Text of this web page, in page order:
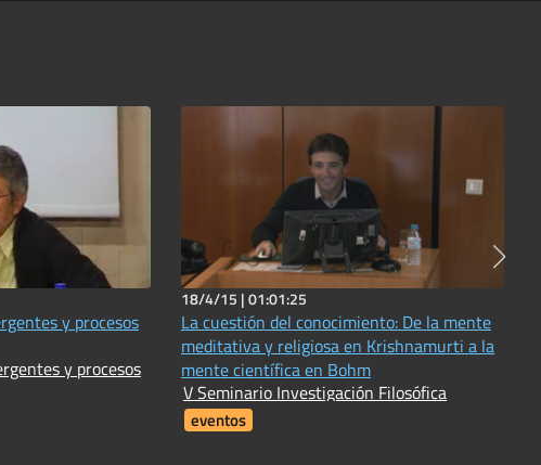
y procesos
y procesos
18/4/15 |01:01:25
La cuestión del conocimiento: De la mente
meditativa y religiosa en Krishnamurti a la
mente científica en Bohm
V Seminario Investigación Filosófica
eventos